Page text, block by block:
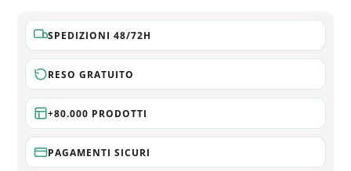
SPEDIZIONI 48/72H
RESO GRATUITO
+80.000 PRODOTTI
PAGAMENTI SICURI